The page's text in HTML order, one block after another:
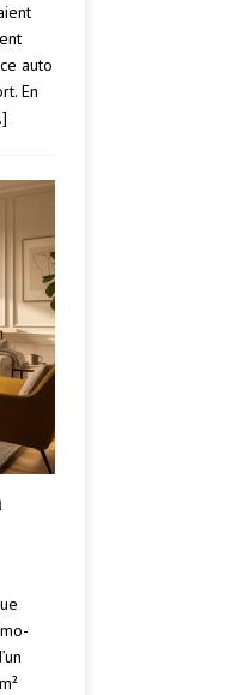
auto
En